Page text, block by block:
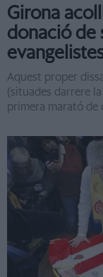
Girona
donació de
Aquest proper
(situades darrere
primera marató de